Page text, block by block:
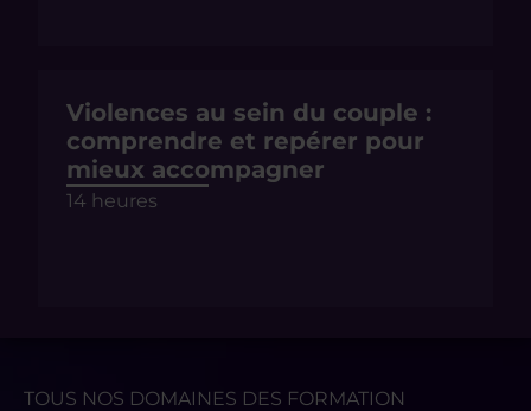
Violences au sein du couple :
comprendre et repérer pour
mieux accompagner
14 heures
TOUS NOS DOMAINES DES FORMATION